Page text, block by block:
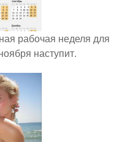
рабочая неделя для
наступит.